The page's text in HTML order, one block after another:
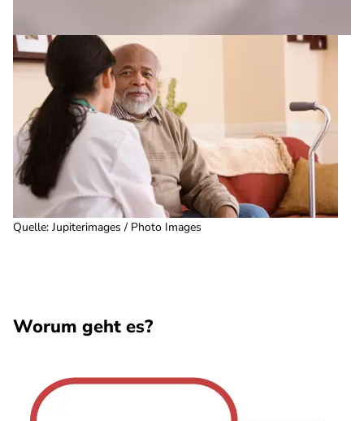
Quelle: Jupiterimages / Photo Images
Worum geht es?